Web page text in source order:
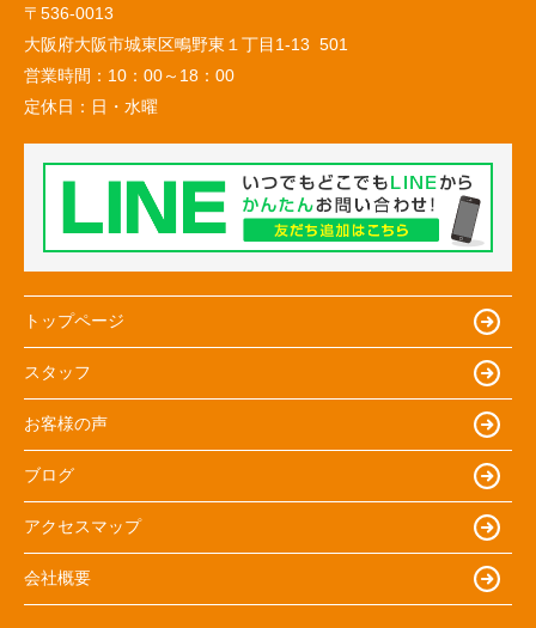
〒536-0013
大阪府大阪市城東区鴫野東１丁目1-13 501
営業時間： 10：00～18：00
定休日： 日・水曜
トップページ
スタッフ
お客様の声
ブログ
アクセスマップ
会社概要